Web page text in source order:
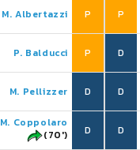
M. Albertazzi P
P. Balducci P
M. Pellizzer D
M. Coppolaro
(70')
D
P
D
D
D